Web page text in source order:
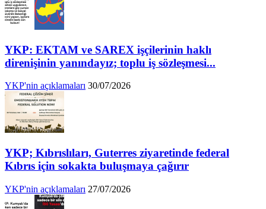
YKP: EKTAM ve SAREX işçilerinin haklı
direnişinin yanındayız; toplu iş sözleşmesi...
YKP'nin açıklamaları 30/07/2026
YKP; Kıbrıslıları, Guterres ziyaretinde federal
Kıbrıs için sokakta buluşmaya çağırır
YKP'nin açıklamaları 27/07/2026